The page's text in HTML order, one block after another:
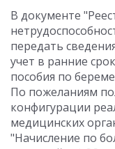
В документе
передать
учет в ранние
пособия по
По пожеланиям
конфигурации
медицинских
"Начисление по